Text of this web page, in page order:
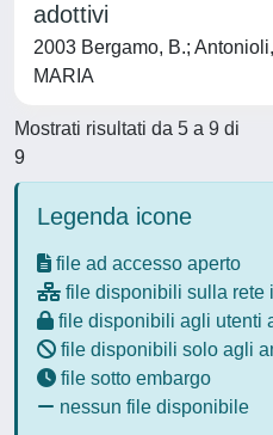
adottivi
2003 Bergamo, B.;
MARIA
Mostrati risultati da 5 a 9 di
9
Legenda icone
file ad accesso aperto
file disponibili sulla rete
file disponibili agli utenti
file disponibili solo agli
file sotto embargo
nessun file disponibile